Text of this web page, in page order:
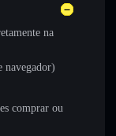
na
navegador)
comprar ou